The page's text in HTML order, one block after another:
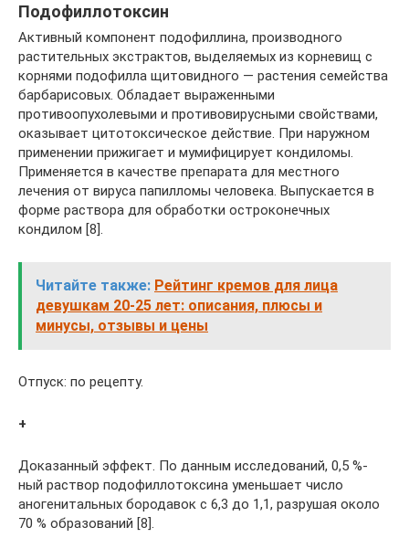
Подофиллотоксин
Активный компонент подофиллина, производного
растительных экстрактов, выделяемых из корневищ с
корнями подофилла щитовидного — растения семейства
барбарисовых. Обладает выраженными
противоопухолевыми и противовирусными свойствами,
оказывает цитотоксическое действие. При наружном
применении прижигает и мумифицирует кондиломы.
Применяется в качестве препарата для местного
лечения от вируса папилломы человека. Выпускается в
форме раствора для обработки остроконечных
кондилом [8].
Читайте также: Рейтинг кремов для лица
девушкам 20-25 лет: описания, плюсы и
минусы, отзывы и цены
Отпуск: по рецепту.
+
Доказанный эффект. По данным исследований, 0,5 %-
ный раствор подофиллотоксина уменьшает число
аногенитальных бородавок с 6,3 до 1,1, разрушая около
70 % образований [8].